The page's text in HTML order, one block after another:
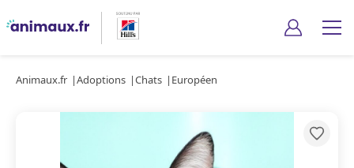
Animaux.fr Adoptions Chats Européen